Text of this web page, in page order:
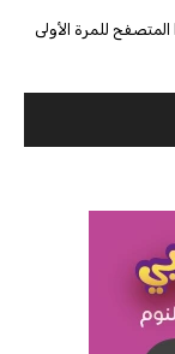
للمرة الأولى